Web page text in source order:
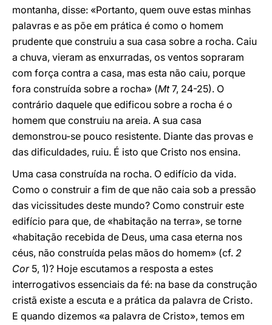
montanha, disse: «Portanto, quem ouve estas minhas
palavras e as põe em prática é como o homem
prudente que construiu a sua casa sobre a rocha. Caiu
a chuva, vieram as enxurradas, os ventos sopraram
com força contra a casa, mas esta não caiu, porque
fora construída sobre a rocha» (Mt7, 24-25). O
contrário daquele que edificou sobre a rocha é o
homem que construiu na areia. A sua casa
demonstrou-se pouco resistente. Diante das provas e
das dificuldades, ruiu. É isto que Cristo nos ensina.
Uma casa construída na rocha. O edifício da vida.
Como o construir a fim de que não caia sob a pressão
das vicissitudes deste mundo? Como construir este
edifício para que, de «habitação na terra», se torne
«habitação recebida de Deus, uma casa eterna nos
céus, não construída pelas mãos do homem» (cf. 2
Cor 5, 1)? Hoje escutamos a resposta a estes
interrogativos essenciais da fé: na base da construção
cristã existe a escuta e a prática da palavra de Cristo.
E quando dizemos «a palavra de Cristo», temos em